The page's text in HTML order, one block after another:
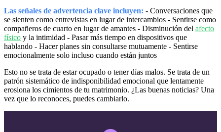
Las señales de advertencia clave incluyen: - Conversaciones que
se sienten como entrevistas en lugar de intercambios - Sentirse como
compañeros de cuarto en lugar de amantes - Disminución del afecto
físico y la intimidad - Pasar más tiempo en dispositivos que
hablando - Hacer planes sin consultarse mutuamente - Sentirse
emocionalmente solo incluso cuando están juntos
Esto no se trata de estar ocupado o tener días malos. Se trata de un
patrón sistemático de indisponibilidad emocional que lentamente
erosiona los cimientos de tu matrimonio. ¿Las buenas noticias? Una
vez que lo reconoces, puedes cambiarlo.